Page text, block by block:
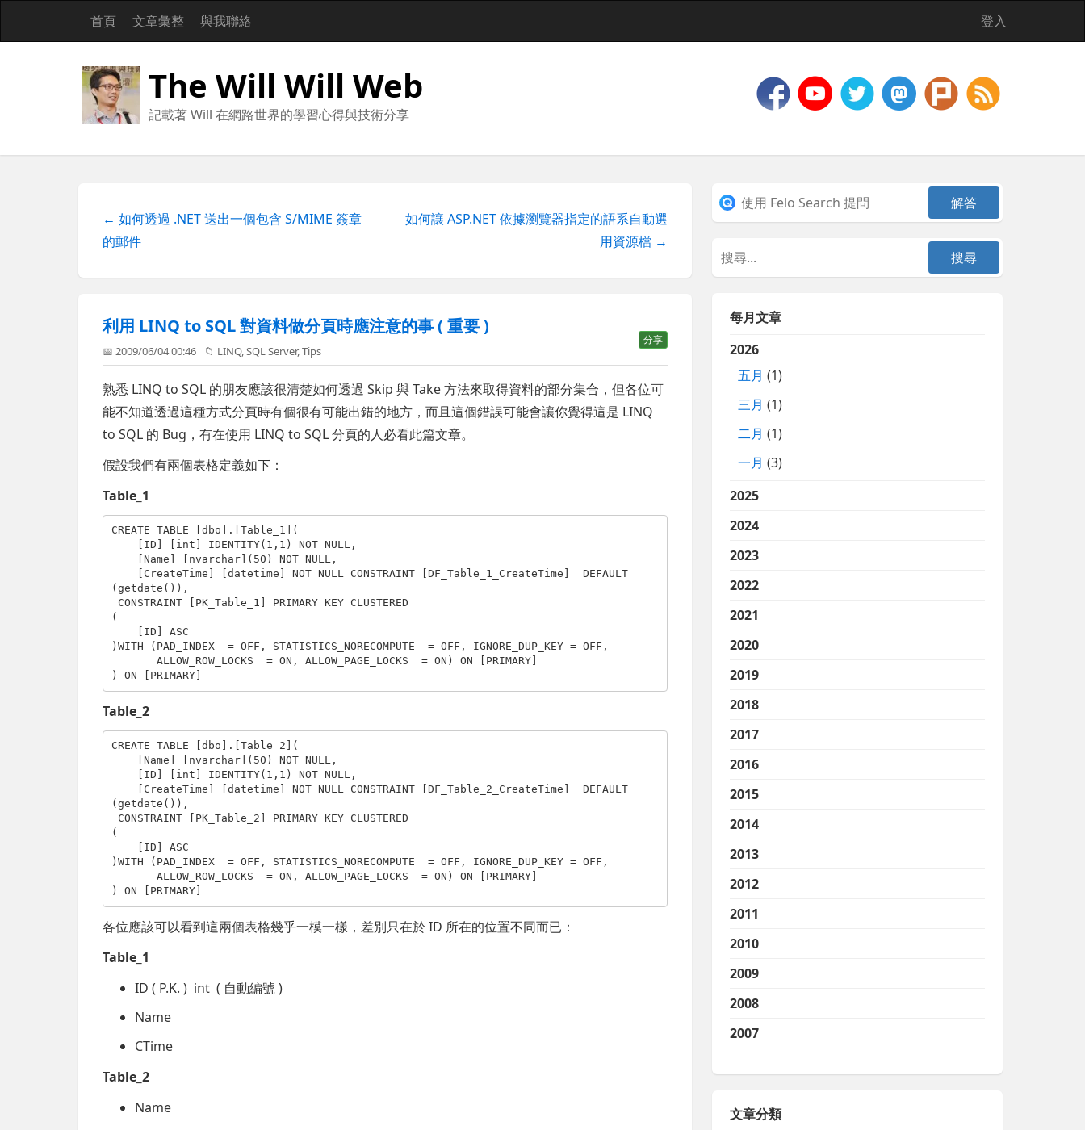
首頁 文章彙整 與我聯絡 登入
The Will Will Web
記載著 Will 在網路世界的學習心得與技術分享
← 如何透過 .NET 送出一個包含 S/MIME 簽章
的郵件
如何讓 ASP.NET 依據瀏覽器指定的語系自動選
用資源檔 →
利用 LINQ to SQL 對資料做分頁時應注意的事 ( 重要 )
分享
📅 2009/06/04 00:46 📁 LINQ,SQL Server,Tips
熟悉 LINQ to SQL 的朋友應該很清楚如何透過 Skip 與 Take 方法來取得資料的部分集合，但各位可
能不知道透過這種方式分頁時有個很有可能出錯的地方，而且這個錯誤可能會讓你覺得這是 LINQ
to SQL 的 Bug，有在使用 LINQ to SQL 分頁的人必看此篇文章。
假設我們有兩個表格定義如下：
Table_1
CREATE TABLE [dbo].[Table_1](
    [ID] [
int IDENTITY(1,1) NOT NULL,
    [Name] [nvarchar](50)
NOT NULL,
    [CreateTime] [datetime]
NOT NULL CONSTRAINT [DF_Table_1_CreateTime] DEFAULT
(getdate()),
CONSTRAINT [PK_Table_1] PRIMARY KEY
CLUSTERED
(
    [ID]
ASC
) WITH (PAD_INDEX  = OFF , STATISTICS_NORECOMPUTE  = OFF , IGNORE_DUP_KEY = OFF ,
       ALLOW_ROW_LOCKS  =
ON , ALLOW_PAGE_LOCKS  = ON ) ON PRIMARY]
) ON PRIMARY]
Table_2
CREATE TABLE [dbo].[Table_2](
    [Name] [nvarchar](50)
NOT NULL,
    [ID] [
int IDENTITY(1,1) NOT NULL,
    [CreateTime] [datetime]
NOT NULL CONSTRAINT [DF_Table_2_CreateTime] DEFAULT
(getdate()),
CONSTRAINT [PK_Table_2] PRIMARY KEY
CLUSTERED
(
    [ID]
ASC
) WITH (PAD_INDEX  = OFF , STATISTICS_NORECOMPUTE  = OFF , IGNORE_DUP_KEY = OFF ,
       ALLOW_ROW_LOCKS  =
ON , ALLOW_PAGE_LOCKS  = ON ) ON PRIMARY]
) ON PRIMARY]
各位應該可以看到這兩個表格幾乎一模一樣，差別只在於 ID 所在的位置不同而已：
Table_1
ID ( P.K. ) int ( 自動編號 )
Name
CTime
Table_2
Name
每月文章
2026
五月 (1)
三月 (1)
二月 (1)
一月 (3)
2025
2024
2023
2022
2021
2020
2019
2018
2017
2016
2015
2014
2013
2012
2011
2010
2009
2008
2007
文章分類